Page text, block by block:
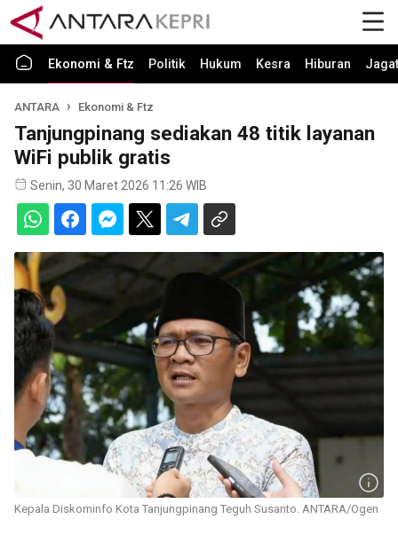
Ekonomi & Ftz Politik Hukum Kesra Hiburan Jagat
ANTARA Ekonomi & Ftz
Tanjungpinang sediakan 48 titik layanan
WiFi publik gratis
Senin, 30 Maret 2026 11:26 WIB
Kepala Diskominfo Kota Tanjungpinang Teguh Susanto. ANTARA/Ogen